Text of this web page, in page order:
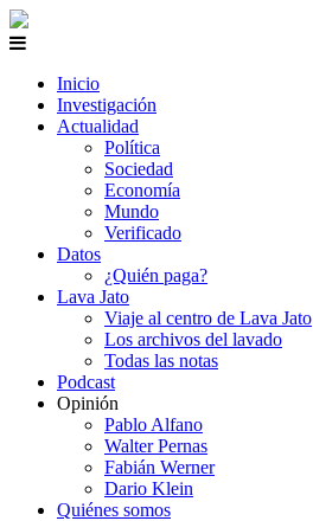
Inicio
Investigación
Actualidad
Política
Sociedad
Economía
Mundo
Verificado
Datos
¿Quién paga?
Lava Jato
Viaje al centro de Lava Jato
Los archivos del lavado
Todas las notas
Podcast
Opinión
Pablo Alfano
Walter Pernas
Fabián Werner
Dario Klein
Quiénes somos